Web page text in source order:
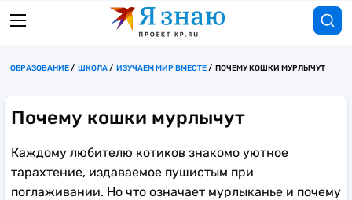
ОБРАЗОВАНИЕ ШКОЛА ИЗУЧАЕМ МИР ВМЕСТЕ ПОЧЕМУ КОШКИ МУРЛЫЧУТ
Почему кошки мурлычут
Каждому любителю котиков знакомо уютное
тарахтение, издаваемое пушистым при
поглаживании. Но что означает мурлыканье и почему